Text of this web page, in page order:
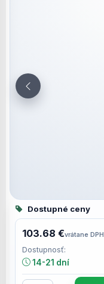
Dostupné ceny
103.68 €vrátane DPH
Dostupnosť:
14-21 dní